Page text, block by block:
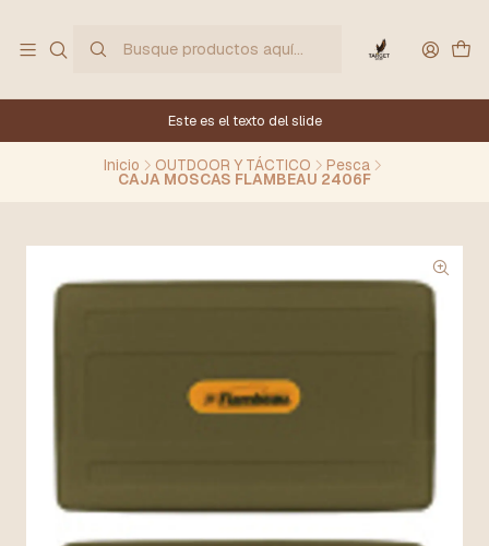
Este es el texto del slide
Inicio OUTDOOR Y TÁCTICO Pesca
CAJA MOSCAS FLAMBEAU 2406F